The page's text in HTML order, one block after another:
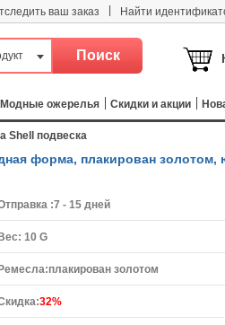
ваш заказ Найти
Модные ожерелья Скидки и акции
Shell подвеска
форма, плакирован
:7 - 15 дней
Вес: 10 G
Ремесла:плакирован золотом
32%